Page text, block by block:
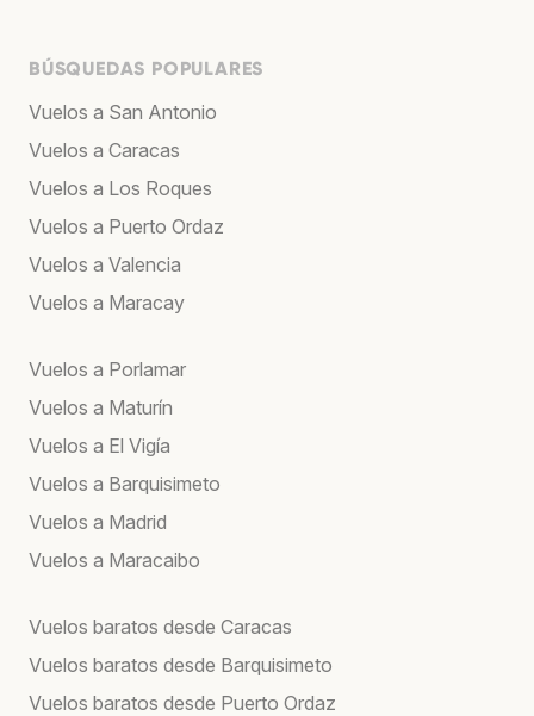
BÚSQUEDAS POPULARES
Vuelos a San Antonio
Vuelos a Caracas
Vuelos a Los Roques
Vuelos a Puerto Ordaz
Vuelos a Valencia
Vuelos a Maracay
Vuelos a Porlamar
Vuelos a Maturín
Vuelos a El Vigía
Vuelos a Barquisimeto
Vuelos a Madrid
Vuelos a Maracaibo
Vuelos baratos desde Caracas
Vuelos baratos desde Barquisimeto
Vuelos baratos desde Puerto Ordaz